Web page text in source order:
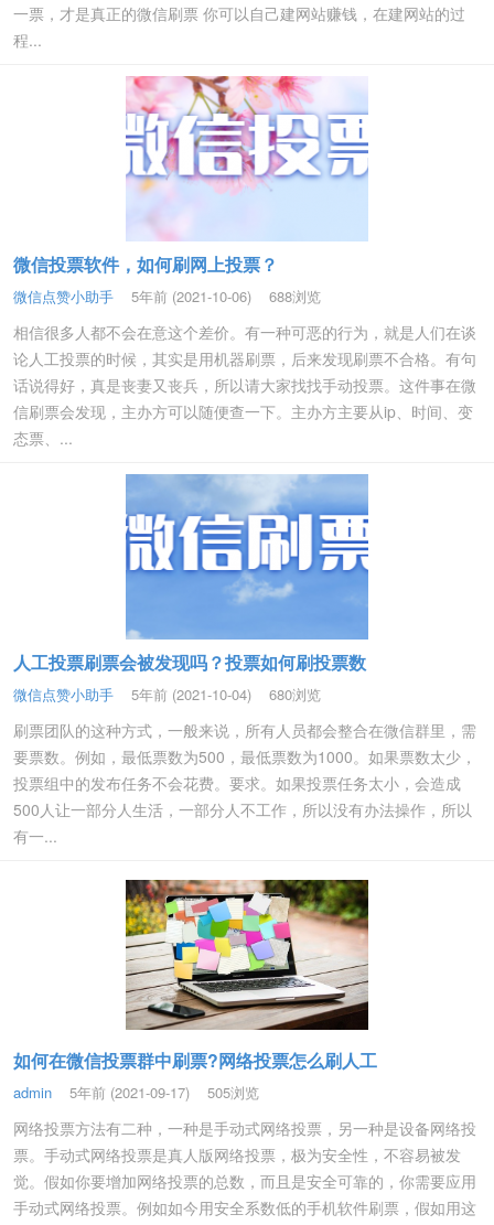
一票，才是真正的微信刷票 你可以自己建网站赚钱，在建网站的过
程...
微信投票软件，如何刷网上投票？
微信点赞小助手 5年前 (2021-10-06) 688浏览
相信很多人都不会在意这个差价。有一种可恶的行为，就是人们在谈
论人工投票的时候，其实是用机器刷票，后来发现刷票不合格。有句
话说得好，真是丧妻又丧兵，所以请大家找找手动投票。这件事在微
信刷票会发现，主办方可以随便查一下。主办方主要从ip、时间、变
态票、...
人工投票刷票会被发现吗？投票如何刷投票数
微信点赞小助手 5年前 (2021-10-04) 680浏览
刷票团队的这种方式，一般来说，所有人员都会整合在微信群里，需
要票数。例如，最低票数为500，最低票数为1000。如果票数太少，
投票组中的发布任务不会花费。要求。如果投票任务太小，会造成
500人让一部分人生活，一部分人不工作，所以没有办法操作，所以
有一...
如何在微信投票群中刷票?网络投票怎么刷人工
admin 5年前 (2021-09-17) 505浏览
网络投票方法有二种，一种是手动式网络投票，另一种是设备网络投
票。手动式网络投票是真人版网络投票，极为安全性，不容易被发
觉。假如你要增加网络投票的总数，而且是安全可靠的，你需要应用
手动式网络投票。例如如今用安全系数低的手机软件刷票，假如用这